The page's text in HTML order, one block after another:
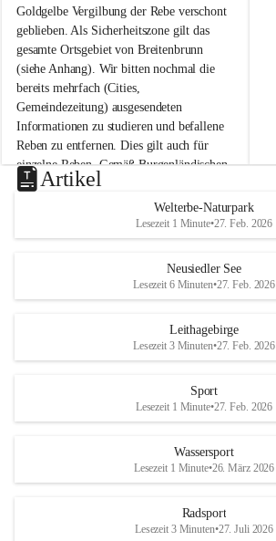
n
b
r
u
n
n
a
m
N
e
u
s
d
S
Goldgelbe Vergilbung der Rebe verschont
geblieben. Als Sicherheitszone gilt das
gesamte Ortsgebiet von Breitenbrunn
(siehe Anhang). Wir bitten nochmal die
bereits mehrfach (Cities,
Gemeindezeitung) ausgesendeten
Informationen zu studieren und befallene
Reben zu entfernen. Dies gilt auch für
einzelne Reben. Gemäß Burgenländischen
Weinbaugesetz sind nicht gepflegte oder
unzulässige Weingärten zu roden! Bitte
helfen wir zusammen um unsere Winzer
vor den prognostizierten Ernteausfällen
und den daraus folgenden wirtschaftlichen
Maßnahmen zur Bekämpfung
Rebe und der Amerikanischen
Anhang VBl. EU Nr. 18
1 Seite•1,4 MB
VBl. EU Nr. 18_2026
u
e
d
r
S
Artikel
Welterbe-Naturpark
Lesezeit 1 Minute•27. Feb. 2026
Neusiedler See
Lesezeit 6 Minuten•27. Feb. 2026
Leithagebirge
Lesezeit 3 Minuten•27. Feb. 2026
Sport
Lesezeit 1 Minute•27. Feb. 2026
Wassersport
Lesezeit 1 Minute•26. März 2026
Radsport
Lesezeit 3 Minuten•27. Juli 2026